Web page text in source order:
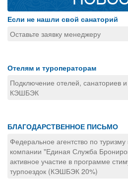
Если не нашли свой санаторий
Оставьте заявку менеджеру
Отелям и туроператорам
Подключение отелей, санаториев
КЭШБЭК
БЛАГОДАРСТВЕННОЕ ПИСЬМО
Федеральное агентство по
компании "Единая Служба
активное участие в программе
турпоездок (КЭШБЭК 20%)